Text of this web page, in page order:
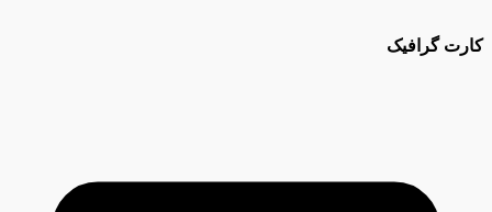
کارت گرافیک